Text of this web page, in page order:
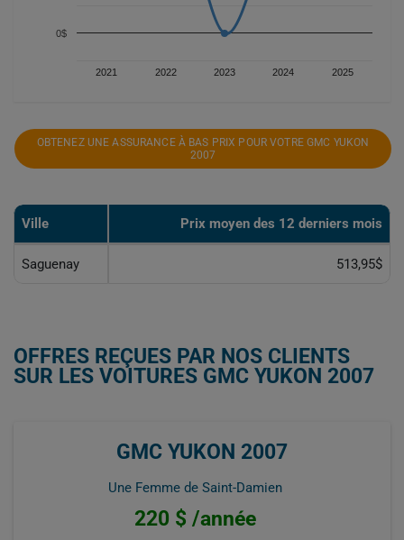
2021 2022 2023 2024 2025
0$
OBTENEZ UNE ASSURANCE À BAS PRIX POUR VOTRE GMC YUKON
2007
Ville Prix ​​moyen des 12 derniers mois
Saguenay 513,95$
OFFRES REÇUES PAR NOS CLIENTS
SUR LES VOITURES GMC YUKON 2007
GMC YUKON 2007
Une Femme de Saint-Damien
220 $ /année